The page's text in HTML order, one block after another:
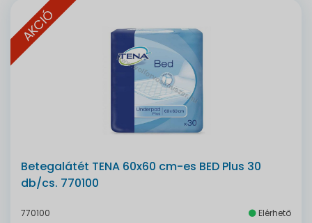
AKCIÓ
Betegalátét TENA 60x60 cm-es BED Plus 30
db/cs. 770100
770100 Elérhető